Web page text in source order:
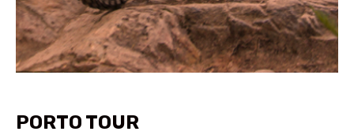
PORTO TOUR